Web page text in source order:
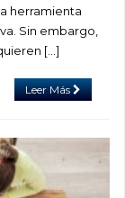
herramienta
Sin embargo,
[…]
Leer Más